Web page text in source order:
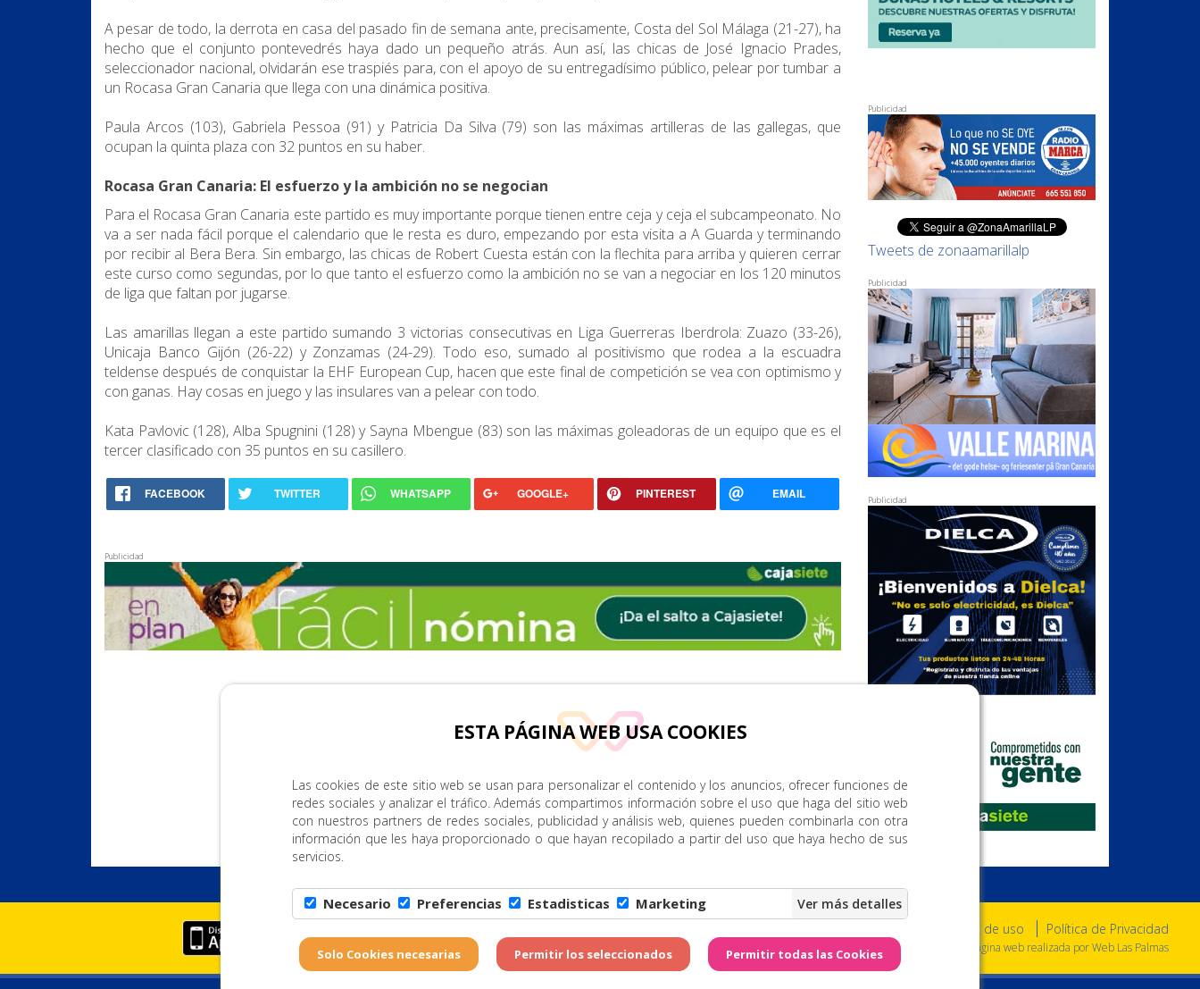
A pesar de todo, la derrota en casa del pasado fin de semana ante, precisamente, Costa del Sol Málaga (21-27), ha
hecho que el conjunto pontevedrés haya dado un pequeño atrás. Aun así, las chicas de José Ignacio Prades,
seleccionador nacional, olvidarán ese traspiés para, con el apoyo de su entregadísimo público, pelear por tumbar a
un Rocasa Gran Canaria que llega con una dinámica positiva.
Paula Arcos (103), Gabriela Pessoa (91) y Patricia Da Silva (79) son las máximas artilleras de las gallegas, que
ocupan la quinta plaza con 32 puntos en su haber.
Rocasa Gran Canaria: El esfuerzo y la ambición no se negocian
Para el Rocasa Gran Canaria este partido es muy importante porque tienen entre ceja y ceja el subcampeonato. No
va a ser nada fácil porque el calendario que le resta es duro, empezando por esta visita a A Guarda y terminando
por recibir al Bera Bera. Sin embargo, las chicas de Robert Cuesta están con la flechita para arriba y quieren cerrar
este curso como segundas, por lo que tanto el esfuerzo como la ambición no se van a negociar en los 120 minutos
de liga que faltan por jugarse.
Las amarillas llegan a este partido sumando 3 victorias consecutivas en Liga Guerreras Iberdrola: Zuazo (33-26),
Unicaja Banco Gijón (26-22) y Zonzamas (24-29). Todo eso, sumado al positivismo que rodea a la escuadra
teldense después de conquistar la EHF European Cup, hacen que este final de competición se vea con optimismo y
con ganas. Hay cosas en juego y las insulares van a pelear con todo.
Kata Pavlovic (128), Alba Spugnini (128) y Sayna Mbengue (83) son las máximas goleadoras de un equipo que es el
tercer clasificado con 35 puntos en su casillero.
FACEBOOK TWITTER WHATSAPP GOOGLE+ PINTEREST EMAIL
Publicidad
Publicidad
Tweets de zonaamarillalp
Publicidad
Publicidad
Condiciones de uso Política de Privacidad
Copyright © Zona Amarilla. Todos los derechos reservados. - Página web realizada porWeb Las Palmas
ESTA PÁGINA WEB USA COOKIES
Las cookies de este sitio web se usan para personalizar el contenido y los anuncios, ofrecer funciones de
redes sociales y analizar el tráfico. Además compartimos información sobre el uso que haga del sitio web
con nuestros partners de redes sociales, publicidad y análisis web, quienes pueden combinarla con otra
información que les haya proporcionado o que hayan recopilado a partir del uso que haya hecho de sus
servicios.
Necesario Preferencias Estadisticas Marketing